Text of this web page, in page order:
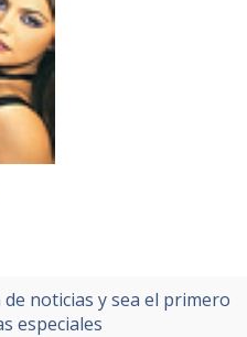
noticias y sea el primero
especiales